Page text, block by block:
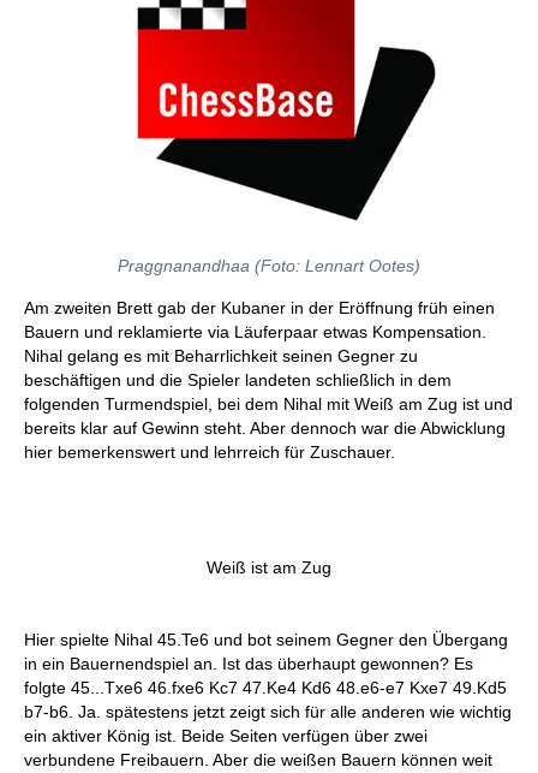
Praggnanandhaa (Foto: Lennart Ootes)
Am zweiten Brett gab der Kubaner in der Eröffnung früh einen
Bauern und reklamierte via Läuferpaar etwas Kompensation.
Nihal gelang es mit Beharrlichkeit seinen Gegner zu
beschäftigen und die Spieler landeten schließlich in dem
folgenden Turmendspiel, bei dem Nihal mit Weiß am Zug ist und
bereits klar auf Gewinn steht. Aber dennoch war die Abwicklung
hier bemerkenswert und lehrreich für Zuschauer.
Weiß ist am Zug
Hier spielte Nihal 45.Te6 und bot seinem Gegner den Übergang
in ein Bauernendspiel an. Ist das überhaupt gewonnen? Es
folgte 45...Txe6 46.fxe6 Kc7 47.Ke4 Kd6 48.e6-e7 Kxe7 49.Kd5
b7-b6. Ja. spätestens jetzt zeigt sich für alle anderen wie wichtig
ein aktiver König ist. Beide Seiten verfügen über zwei
verbundene Freibauern. Aber die weißen Bauern können weit